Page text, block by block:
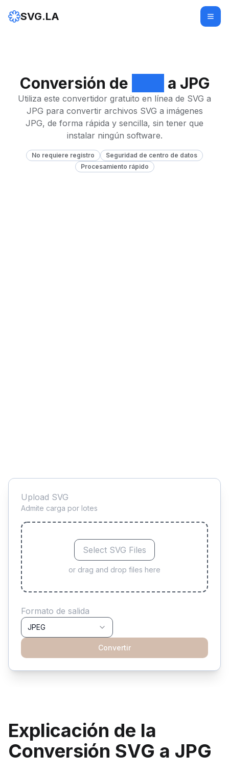
SVG.LA
Conversión de a JPG
Utiliza este convertidor gratuito en línea de SVG a
JPG para convertir archivos SVG a imágenes
JPG, de forma rápida y sencilla, sin tener que
instalar ningún software.
No requiere registro
Seguridad de centro de datos
Procesamiento rápido
Upload SVG
Admite carga por lotes
Select SVG Files
or drag and drop files here
Formato de salida
JPEG
Convertir
Explicación de la
Conversión SVG a JPG